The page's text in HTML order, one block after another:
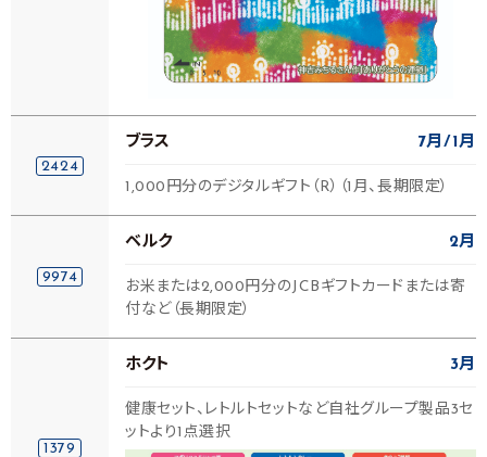
2424
ブラス 7月 1月
1,000円分のデジタルギフト（R）（1月、長期限定）
9974
ベルク 2月
お米または2,000円分のJCBギフトカードまたは寄
付など（長期限定）
1379
ホクト 3月
健康セット、レトルトセットなど自社グループ製品3セ
ットより1点選択